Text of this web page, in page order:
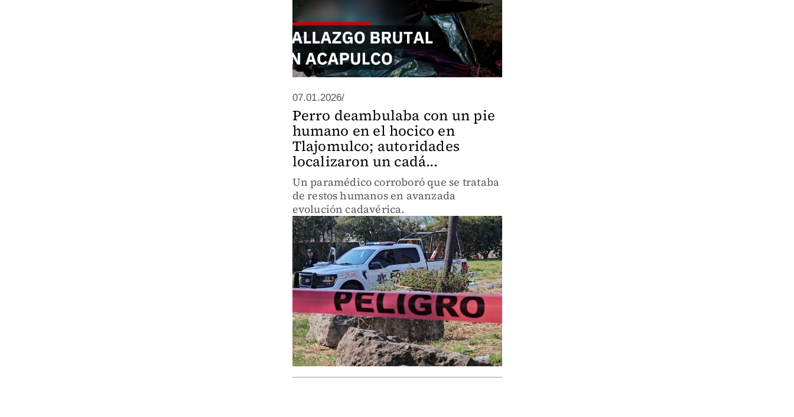
07.01.2026/
Perro deambulaba con un pie
humano en el hocico en
Tlajomulco; autoridades
localizaron un cadá...
Un paramédico corroboró que se trataba
de restos humanos en avanzada
evolución cadavérica.